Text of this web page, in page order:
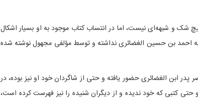
و شبهه‌ای نیست، اما در انتساب کتاب موجود به او بسیار اشکال
احمد بن حسین الغضائری نداشته و توسط مؤلفی مجهول نوشته شده
ابن الغضائری حضور یافته و حتی از شاگردان خود او نیز بوده، در
کتبی که خود ندیده و از دیگران شنیده را نیز فهرست کرده است،